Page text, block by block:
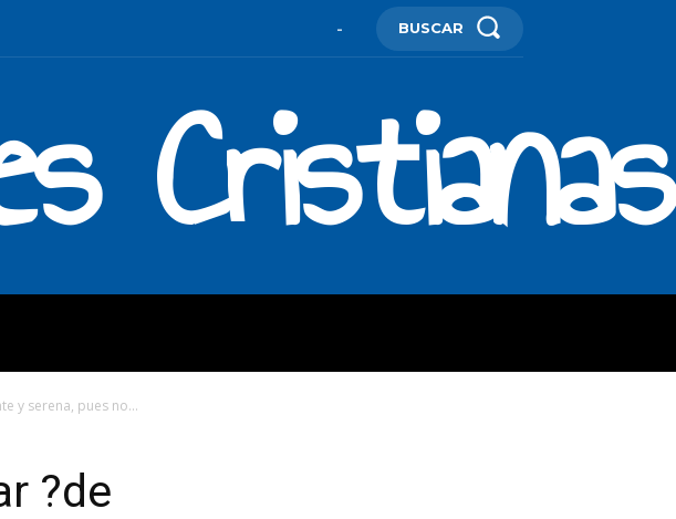
- BUSCAR
Cristianas
y serena, pues no...
?de